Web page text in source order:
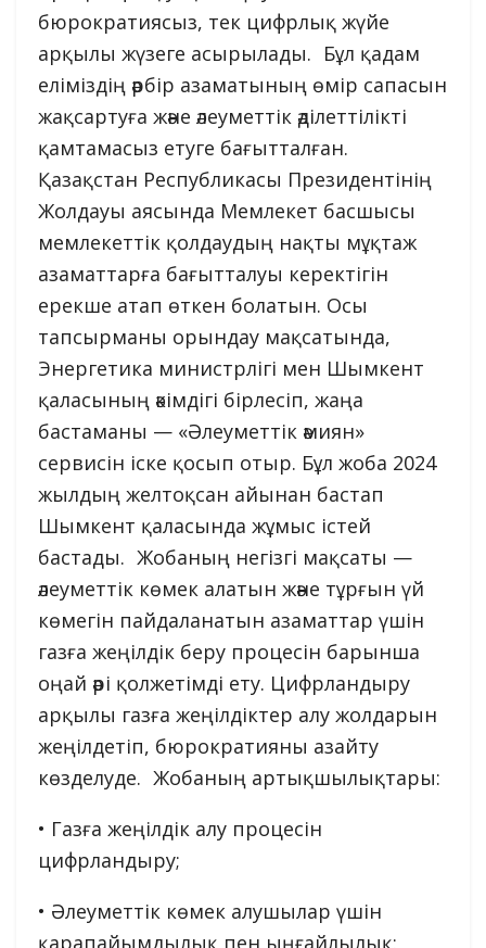
бюрократиясыз, тек цифрлық жүйе
арқылы жүзеге асырылады. Бұл қадам
еліміздің әрбір азаматының өмір сапасын
жақсартуға және әлеуметтік әділеттілікті
қамтамасыз етуге бағытталған.
Қазақстан Республикасы Президентінің
Жолдауы аясында Мемлекет басшысы
мемлекеттік қолдаудың нақты мұқтаж
азаматтарға бағытталуы керектігін
ерекше атап өткен болатын. Осы
тапсырманы орындау мақсатында,
Энергетика министрлігі мен Шымкент
қаласының әкімдігі бірлесіп, жаңа
бастаманы — «Әлеуметтік әмиян»
сервисін іске қосып отыр. Бұл жоба 2024
жылдың желтоқсан айынан бастап
Шымкент қаласында жұмыс істей
бастады. Жобаның негізгі мақсаты —
әлеуметтік көмек алатын және тұрғын үй
көмегін пайдаланатын азаматтар үшін
газға жеңілдік беру процесін барынша
оңай әрі қолжетімді ету. Цифрландыру
арқылы газға жеңілдіктер алу жолдарын
жеңілдетіп, бюрократияны азайту
көзделуде. Жобаның артықшылықтары:
• Газға жеңілдік алу процесін
цифрландыру;
• Әлеуметтік көмек алушылар үшін
қарапайымдылық пен ыңғайлылық;